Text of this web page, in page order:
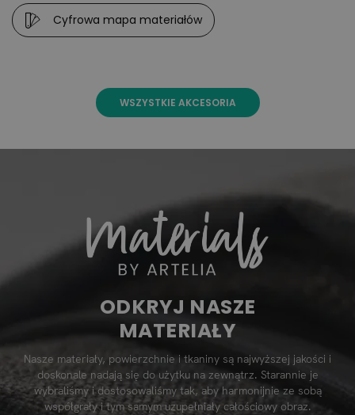
Cyfrowa mapa materiałów
WSZYSTKIE AKCESORIA
ODKRYJ NASZE
MATERIAŁY
Nasze materiały, powierzchnie i tkaniny są najwyższej jakości i
doskonale nadają się do użytku na zewnątrz. Starannie je
wybraliśmy i dostosowaliśmy tak, aby harmonijnie ze sobą
współgrały i tym samym uzupełniały całościowy obraz.